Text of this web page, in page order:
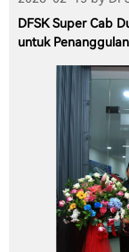
DFSK Super Cab
untuk